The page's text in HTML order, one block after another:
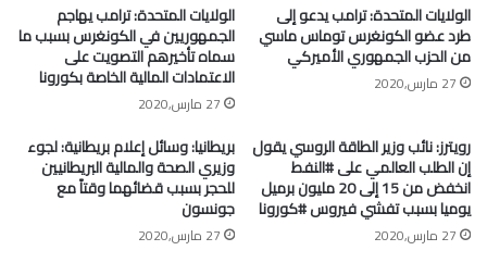
الولايات المتحدة: ترامب يدعو إلى
طرد عضو الكونغرس توماس ماسي
من الحزب الجمهوري الأميركي
27 مارس,2020
الولايات المتحدة: ترامب يهاجم
الجمهوريين في الكونغرس بسبب ما
سماه تأخيرهم التصويت على
الاعتمادات المالية الخاصة بكورونا
27 مارس,2020
رويترز: نائب وزير الطاقة الروسي يقول
إن الطلب العالمي على #النفط
انخفض من 15 إلى 20 مليون برميل
يوميا بسبب تفشي فيروس #كورونا
27 مارس,2020
بريطانيا: وسائل إعلام بريطانية: لجوء
وزيري الصحة والمالية البريطانيين
للحجر بسبب قضائهما وقتاً مع
جونسون
27 مارس,2020